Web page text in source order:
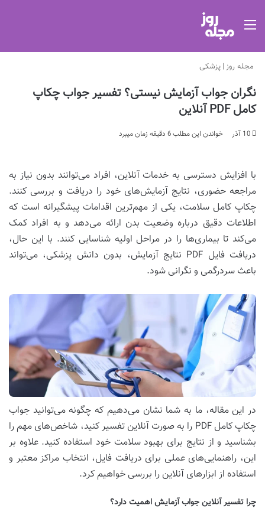
مجله روز | پزشکی
نگران جواب آزمایش نیستی؟ تفسیر جواب چکاپ
کامل PDF آنلاین
10 آذر خواندن این مطلب 6 دقیقه زمان میبرد
با افزایش دسترسی به خدمات آنلاین، افراد می‌توانند بدون نیاز به
مراجعه حضوری، نتایج آزمایش‌های خود را دریافت و بررسی کنند.
چکاپ کامل سلامت، یکی از مهم‌ترین اقدامات پیشگیرانه است که
اطلاعات دقیق درباره وضعیت بدن ارائه می‌دهد و به افراد کمک
می‌کند تا بیماری‌ها را در مراحل اولیه شناسایی کنند. با این حال،
دریافت فایل PDF نتایج آزمایش، بدون دانش پزشکی، می‌تواند
باعث سردرگمی و نگرانی شود.
در این مقاله، ما به شما نشان می‌دهیم که چگونه می‌توانید جواب
چکاپ کامل PDF را به صورت آنلاین تفسیر کنید، شاخص‌های مهم را
بشناسید و از نتایج برای بهبود سلامت خود استفاده کنید. علاوه بر
این، راهنمایی‌های عملی برای دریافت فایل، انتخاب مراکز معتبر و
استفاده از ابزارهای آنلاین را بررسی خواهیم کرد.
چرا تفسیر آنلاین جواب آزمایش اهمیت دارد؟